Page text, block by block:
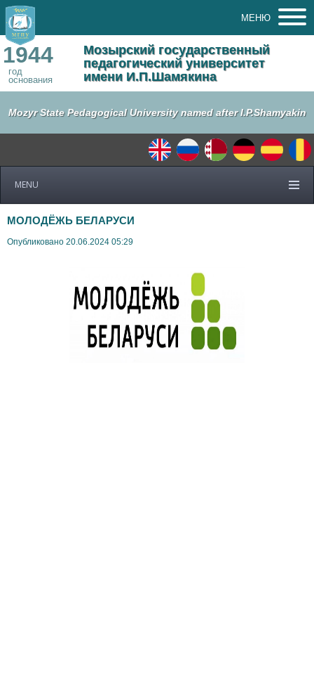
МЕНЮ
1944
год
основания
Мозырский государственный
педагогический университет
имени И.П.Шамякина
Mozyr State Pedagogical University named after I.P.Shamyakin
MENU
МОЛОДЁЖЬ БЕЛАРУСИ
Опубликовано 20.06.2024 05:29